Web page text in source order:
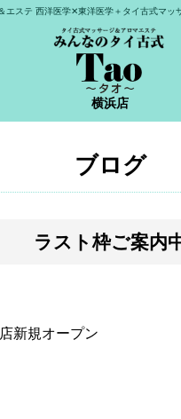
エステ 西洋医学✕東洋医学＋タイ古式マッ
横浜店
ブログ
ラスト枠ご案内
新規オープン